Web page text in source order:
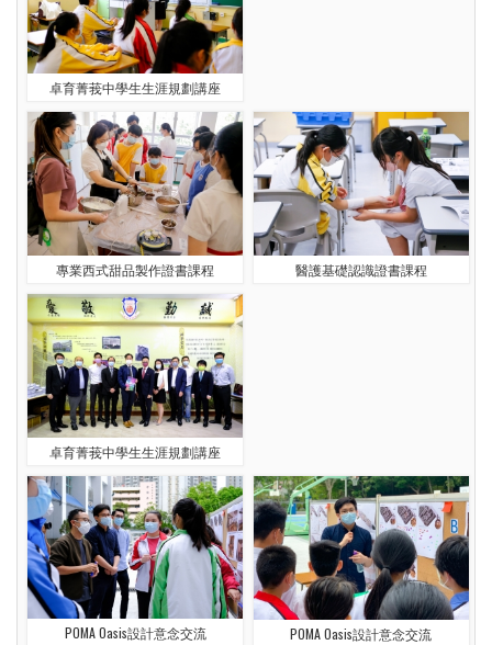
卓育菁莪中學生生涯規劃講座
專業西式甜品製作證書課程 醫護基礎認識證書課程
卓育菁莪中學生生涯規劃講座
POMA Oasis設計意念交流 POMA Oasis設計意念交流